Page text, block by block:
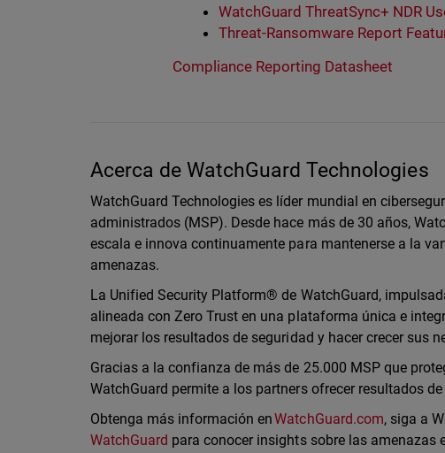
WatchGuard ThreatSync+ NDR
Threat-Ransomware Report
Compliance Reporting Datasheet
Acerca de WatchGuard Technologies
WatchGuard Technologies es líder mundial en
administrados (MSP). Desde hace más de 30 años,
escala e innova continuamente para mantenerse a la
amenazas.
La Unified Security Platform® de WatchGuard,
alineada con Zero Trust en una plataforma única e
mejorar los resultados de seguridad y hacer crecer sus
Gracias a la confianza de más de 25.000 MSP que
WatchGuard permite a los partners ofrecer resultados
Obtenga más información enWatchGuard.com, siga a
WatchGuard para conocer insights sobre las amenazas